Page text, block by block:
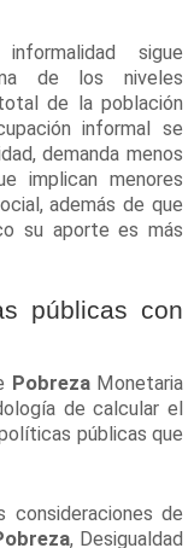
sigue
de los niveles
de la población
informal se
demanda menos
implican menores
además de que
su aporte es más
públicas con
PobrezaMonetaria
de calcular el
públicas que
consideraciones de
, Desigualdad